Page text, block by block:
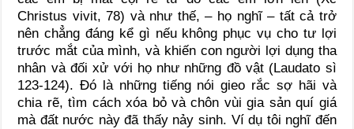
Christus vivit, 78) và như thế, – họ nghĩ – tất cả trở
nên chẳng đáng kể gì nếu không phục vụ cho tư lợi
trước mắt của mình, và khiến con người lợi dụng tha
nhân và đối xử với họ như những đồ vật (Laudato sì
123-124). Đó là những tiếng nói gieo rắc sợ hãi và
chia rẽ, tìm cách xóa bỏ và chôn vùi gia sản quí giá
mà đất nước này đã thấy nảy sinh. Ví dụ tôi nghĩ đến